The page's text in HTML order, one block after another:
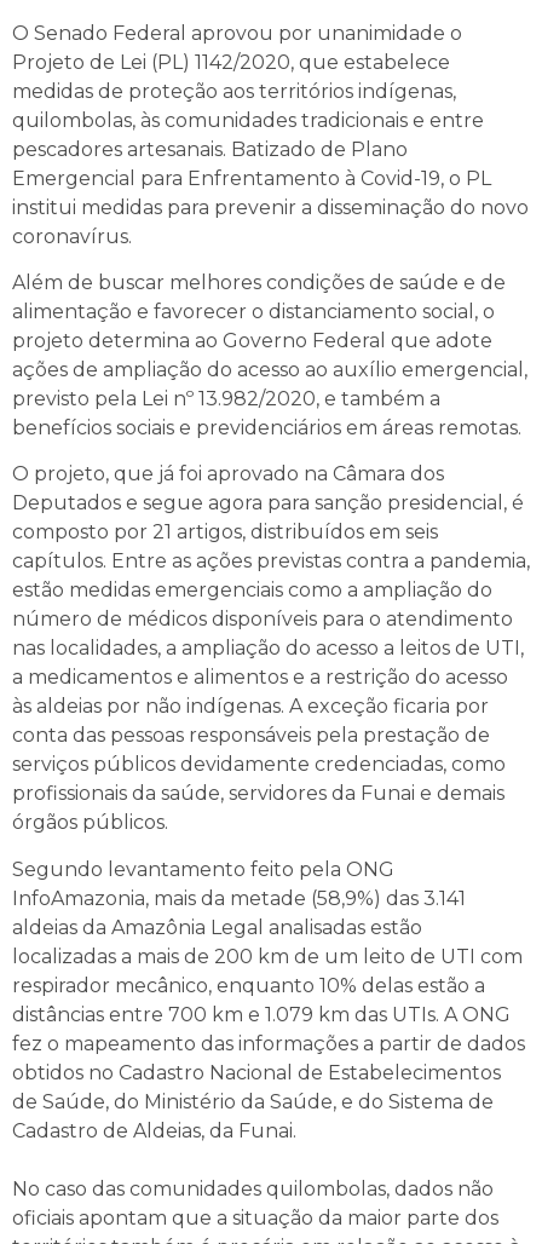
O Senado Federal aprovou por unanimidade o
Projeto de Lei (PL) 1142/2020, que estabelece
medidas de proteção aos territórios indígenas,
quilombolas, às comunidades tradicionais e entre
pescadores artesanais. Batizado de Plano
Emergencial para Enfrentamento à Covid-19, o PL
institui medidas para prevenir a disseminação do novo
coronavírus.
Além de buscar melhores condições de saúde e de
alimentação e favorecer o distanciamento social, o
projeto determina ao Governo Federal que adote
ações de ampliação do acesso ao auxílio emergencial,
previsto pela Lei nº 13.982/2020, e também a
benefícios sociais e previdenciários em áreas remotas.
O projeto, que já foi aprovado na Câmara dos
Deputados e segue agora para sanção presidencial, é
composto por 21 artigos, distribuídos em seis
capítulos. Entre as ações previstas contra a pandemia,
estão medidas emergenciais como a ampliação do
número de médicos disponíveis para o atendimento
nas localidades, a ampliação do acesso a leitos de UTI,
a medicamentos e alimentos e a restrição do acesso
às aldeias por não indígenas. A exceção ficaria por
conta das pessoas responsáveis pela prestação de
serviços públicos devidamente credenciadas, como
profissionais da saúde, servidores da Funai e demais
órgãos públicos.
Segundo levantamento feito pela ONG
InfoAmazonia, mais da metade (58,9%) das 3.141
aldeias da Amazônia Legal analisadas estão
localizadas a mais de 200 km de um leito de UTI com
respirador mecânico, enquanto 10% delas estão a
distâncias entre 700 km e 1.079 km das UTIs. A ONG
fez o mapeamento das informações a partir de dados
obtidos no Cadastro Nacional de Estabelecimentos
de Saúde, do Ministério da Saúde, e do Sistema de
Cadastro de Aldeias, da Funai.
No caso das comunidades quilombolas, dados não
oficiais apontam que a situação da maior parte dos